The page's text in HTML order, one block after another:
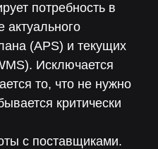
потребность в
актуального
(APS) и текущих
Исключается
то, что не нужно
критически
с поставщиками.